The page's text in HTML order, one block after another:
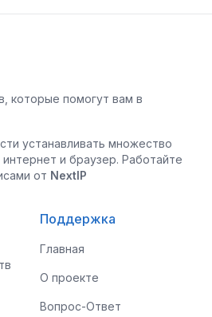
которые помогут вам в
устанавливать множество
и браузер. Работайте
от NextIP
Поддержка
Главная
О проекте
Вопрос-Ответ